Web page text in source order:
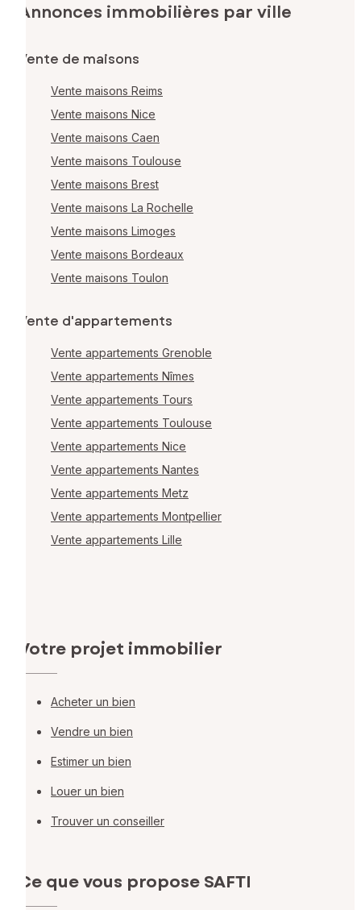
Annonces immobilières par ville
Vente de maisons
Vente maisons Reims
Vente maisons Nice
Vente maisons Caen
Vente maisons Toulouse
Vente maisons Brest
Vente maisons La Rochelle
Vente maisons Limoges
Vente maisons Bordeaux
Vente maisons Toulon
Vente d'appartements
Vente appartements Grenoble
Vente appartements Nîmes
Vente appartements Tours
Vente appartements Toulouse
Vente appartements Nice
Vente appartements Nantes
Vente appartements Metz
Vente appartements Montpellier
Vente appartements Lille
Votre projet immobilier
Acheter un bien
Vendre un bien
Estimer un bien
Louer un bien
Trouver un conseiller
Ce que vous propose SAFTI